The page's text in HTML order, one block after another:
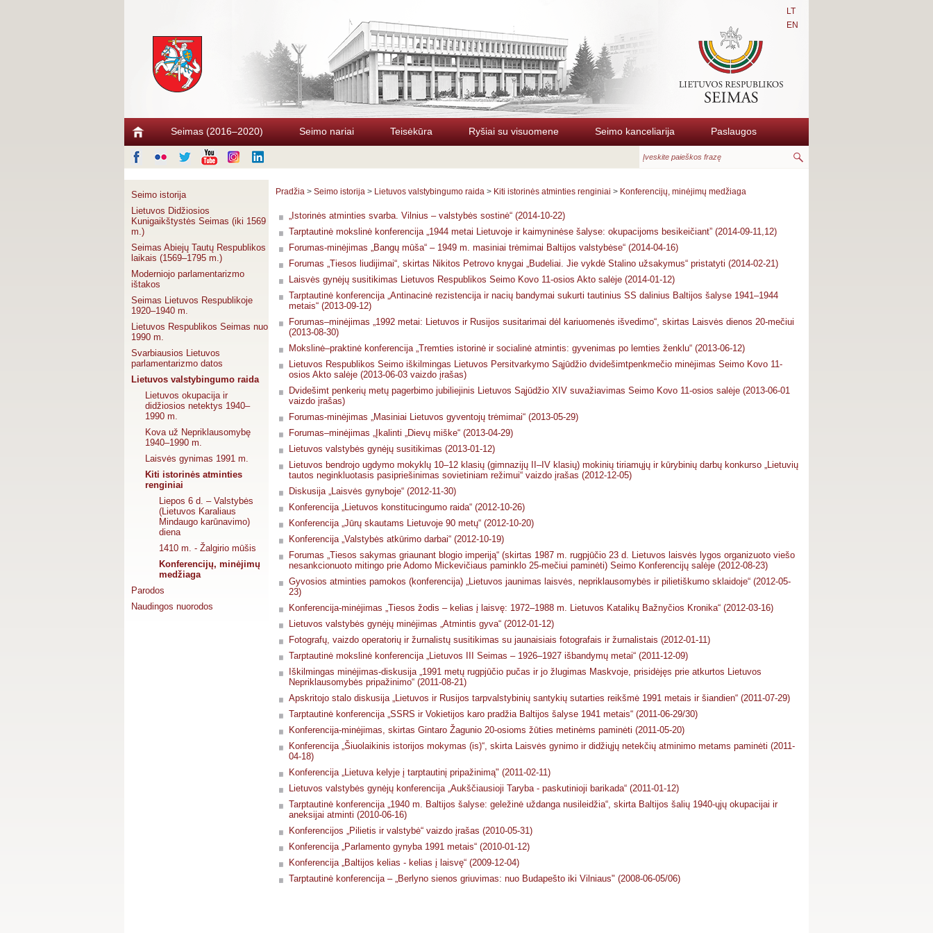
LT
EN
Seimas (2016–2020) Seimo nariai Teisėkūra Ryšiai su visuomene Seimo kanceliarija Paslaugos
Seimo istorija
Lietuvos Didžiosios
Kunigaikštystės Seimas (iki 1569
m.)
Seimas Abiejų Tautų Respublikos
laikais (1569–1795 m.)
Moderniojo parlamentarizmo
ištakos
Seimas Lietuvos Respublikoje
1920–1940 m.
Lietuvos Respublikos Seimas nuo
1990 m.
Svarbiausios Lietuvos
parlamentarizmo datos
Lietuvos valstybingumo raida
Lietuvos okupacija ir
didžiosios netektys 1940–
1990 m.
Kova už Nepriklausomybę
1940–1990 m.
Laisvės gynimas 1991 m.
Kiti istorinės atminties
renginiai
Liepos 6 d. – Valstybės
(Lietuvos Karaliaus
Mindaugo karūnavimo)
diena
1410 m. - Žalgirio mūšis
Konferencijų, minėjimų
medžiaga
Parodos
Naudingos nuorodos
Pradžia > Seimo istorija > Lietuvos valstybingumo raida > Kiti istorinės atminties renginiai > Konferencijų, minėjimų medžiaga
„Istorinės atminties svarba. Vilnius – valstybės sostinė“ (2014-10-22)
Tarptautinė mokslinė konferencija „1944 metai Lietuvoje ir kaimyninėse šalyse: okupacijoms besikeičiant” (2014-09-11,12)
Forumas-minėjimas „Bangų mūša“ – 1949 m. masiniai trėmimai Baltijos valstybėse“ (2014-04-16)
Forumas „Tiesos liudijimai“, skirtas Nikitos Petrovo knygai „Budeliai. Jie vykdė Stalino užsakymus“ pristatyti (2014-02-21)
Laisvės gynėjų susitikimas Lietuvos Respublikos Seimo Kovo 11-osios Akto salėje (2014-01-12)
Tarptautinė konferencija „Antinacinė rezistencija ir nacių bandymai sukurti tautinius SS dalinius Baltijos šalyse 1941–1944
metais“ (2013-09-12)
Forumas–minėjimas „1992 metai: Lietuvos ir Rusijos susitarimai dėl kariuomenės išvedimo“, skirtas Laisvės dienos 20-mečiui
(2013-08-30)
Mokslinė–praktinė konferencija „Tremties istorinė ir socialinė atmintis: gyvenimas po lemties ženklu“ (2013-06-12)
Lietuvos Respublikos Seimo iškilmingas Lietuvos Persitvarkymo Sąjūdžio dvidešimtpenkmečio minėjimas Seimo Kovo 11-
osios Akto salėje (2013-06-03 vaizdo įrašas)
Dvidešimt penkerių metų pagerbimo jubiliejinis Lietuvos Sąjūdžio XIV suvažiavimas Seimo Kovo 11-osios salėje (2013-06-01
vaizdo įrašas)
Forumas-minėjimas „Masiniai Lietuvos gyventojų trėmimai“ (2013-05-29)
Forumas–minėjimas „Įkalinti „Dievų miške“ (2013-04-29)
Lietuvos valstybės gynėjų susitikimas (2013-01-12)
Lietuvos bendrojo ugdymo mokyklų 10–12 klasių (gimnazijų II–IV klasių) mokinių tiriamųjų ir kūrybinių darbų konkurso „Lietuvių
tautos neginkluotasis pasipriešinimas sovietiniam režimui“ vaizdo įrašas (2012-12-05)
Diskusija „Laisvės gynyboje“ (2012-11-30)
Konferencija „Lietuvos konstitucingumo raida“ (2012-10-26)
Konferencija „Jūrų skautams Lietuvoje 90 metų“ (2012-10-20)
Konferencija „Valstybės atkūrimo darbai“ (2012-10-19)
Forumas „Tiesos sakymas griaunant blogio imperiją“ (skirtas 1987 m. rugpjūčio 23 d. Lietuvos laisvės lygos organizuoto viešo
nesankcionuoto mitingo prie Adomo Mickevičiaus paminklo 25-mečiui paminėti) Seimo Konferencijų salėje (2012-08-23)
Gyvosios atminties pamokos (konferencija) „Lietuvos jaunimas laisvės, nepriklausomybės ir pilietiškumo sklaidoje“ (2012-05-
23)
Konferencija-minėjimas „Tiesos žodis – kelias į laisvę: 1972–1988 m. Lietuvos Katalikų Bažnyčios Kronika“ (2012-03-16)
Lietuvos valstybės gynėjų minėjimas „Atmintis gyva“ (2012-01-12)
Fotografų, vaizdo operatorių ir žurnalistų susiti­kimas su jaunaisiais fotografais ir žurnalistais (2012-01-11)
Tarptautinė mokslinė konferencija „Lietuvos III Seimas – 1926–1927 išbandymų metai“ (2011-12-09)
Iškilmingas minėjimas-diskusija „1991 metų rugpjūčio pučas ir jo žlugimas Maskvoje, prisidėjęs prie atkurtos Lietuvos
Nepriklausomybės pripažinimo“ (2011-08-21)
Apskritojo stalo diskusija „Lietuvos ir Rusijos tarpvalstybinių santykių sutarties reikšmė 1991 metais ir šiandien“ (2011-07-29)
Tarptautinė konferencija „SSRS ir Vokietijos karo pradžia Baltijos šalyse 1941 metais“ (2011-06-29/30)
Konferencija-minėjimas, skirtas Gintaro Žagunio 20-osioms žūties metinėms paminėti (2011-05-20)
Konferencija „Šiuolaikinis istorijos mokymas (is)“, skirta Laisvės gynimo ir didžiųjų netekčių atminimo metams paminėti (2011-
04-18)
Konferencija „Lietuva kelyje į tarptautinį pripažinimą" (2011-02-11)
Lietuvos valstybės gynėjų konferencija „Aukščiausioji Taryba - paskutinioji barikada“ (2011-01-12)
Tarptautinė konferencija „1940 m. Baltijos šalyse: geležinė uždanga nusileidžia“, skirta Baltijos šalių 1940-ųjų okupacijai ir
aneksijai atminti (2010-06-16)
Konferencijos „Pilietis ir valstybė“ vaizdo įrašas (2010-05-31)
Konferencija „Parlamento gynyba 1991 metais“ (2010-01-12)
Konferencija „Baltijos kelias - kelias į laisvę“ (2009-12-04)
Tarptautinė konferencija – „Berlyno sienos griuvimas: nuo Budapešto iki Vilniaus" (2008-06-05/06)